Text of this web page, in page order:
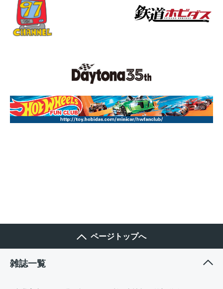
ページトップへ
雑誌一覧